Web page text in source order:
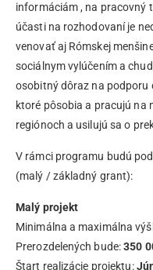
informáciám , na pracovný
účasti na rozhodovaní je
venovať aj Rómskej
sociálnym vylúčením a
osobitný dôraz na podporu
ktoré pôsobia a pracujú na
regiónoch a usilujú sa o
V rámci programu budú
(malý / základný grant):
Malý projekt
Minimálna a maximálna
Prerozdelených bude:350
Štart realizácie projektu: